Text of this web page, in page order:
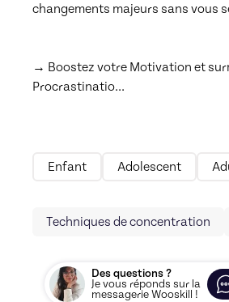
changements majeurs sans vous
→ Boostez votre Motivation et
Procrastinatio...
Enfant Adolescent
Techniques de concentration
Des questions ?
Je vous réponds sur la
messagerie Wooskill !